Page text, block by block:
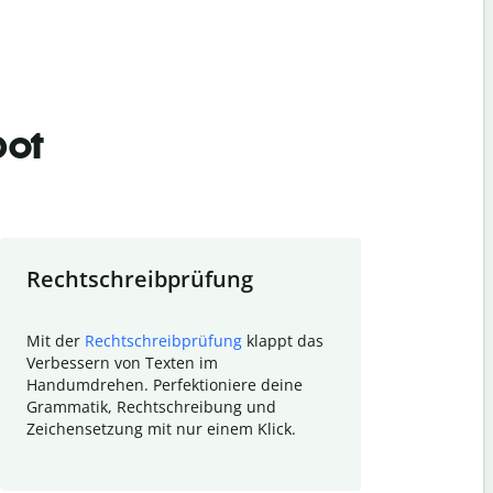
Rechtschreibprüfung
Mit der Rechtschreibprüfung klappt das
Verbessern von Texten im
Handumdrehen. Perfektioniere deine
Grammatik, Rechtschreibung und
Zeichensetzung mit nur einem Klick.